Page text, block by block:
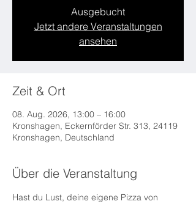
Ausgebucht
Jetzt andere Veranstaltungen
ansehen
Zeit & Ort
08. Aug. 2026, 13:00 – 16:00
Kronshagen, Eckernförder Str. 313, 24119
Kronshagen, Deutschland
Über die Veranstaltung
Hast du Lust, deine eigene Pizza von